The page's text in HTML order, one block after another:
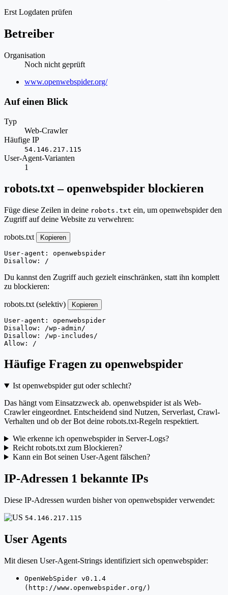
Erst Logdaten prüfen
Betreiber
Organisation
Noch nicht geprüft
Website
www.openwebspider.org/
Auf einen Blick
Typ
Web-Crawler
Häufige IP
54.146.217.115
User-Agent-Varianten
1
robots.txt – openwebspider blockieren
Füge diese Zeilen in deine robots.txt ein, um openwebspider den
Zugriff auf deine Website zu verwehren:
robots.txt Kopieren
User-agent: openwebspider
Disallow: /
Du kannst den Zugriff auch gezielt einschränken, statt ihn komplett
zu blockieren:
robots.txt (selektiv) Kopieren
User-agent: openwebspider
Disallow: /wp-admin/
Disallow: /wp-includes/
Allow: /
Häufige Fragen zu openwebspider
Ist openwebspider gut oder schlecht?
Das hängt vom Einsatzzweck ab. openwebspider ist als Web-
Crawler eingeordnet. Entscheidend sind Nutzen, Serverlast, Crawl-
Verhalten und ob der Bot deine robots.txt-Regeln respektiert.
Wie erkenne ich openwebspider in Server-Logs?
Reicht robots.txt zum Blockieren?
Kann ein Bot seinen User-Agent fälschen?
IP-Adressen 1 bekannte IPs
Diese IP-Adressen wurden bisher von openwebspider verwendet:
54.146.217.115
User Agents
Mit diesen User-Agent-Strings identifiziert sich openwebspider:
OpenWebSpider v0.1.4
(http://www.openwebspider.org/)